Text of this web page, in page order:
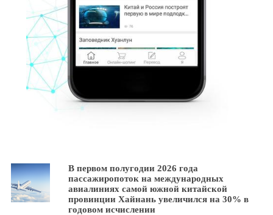
В первом полугодии 2026 года
пассажиропоток на международных
авиалиниях самой южной китайской
провинции Хайнань увеличился на 30% в
годовом исчислении